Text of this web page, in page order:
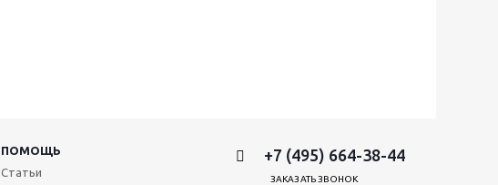
ПОМОЩЬ
Статьи
+7 (495) 664-38-44
ЗАКАЗАТЬ ЗВОНОК